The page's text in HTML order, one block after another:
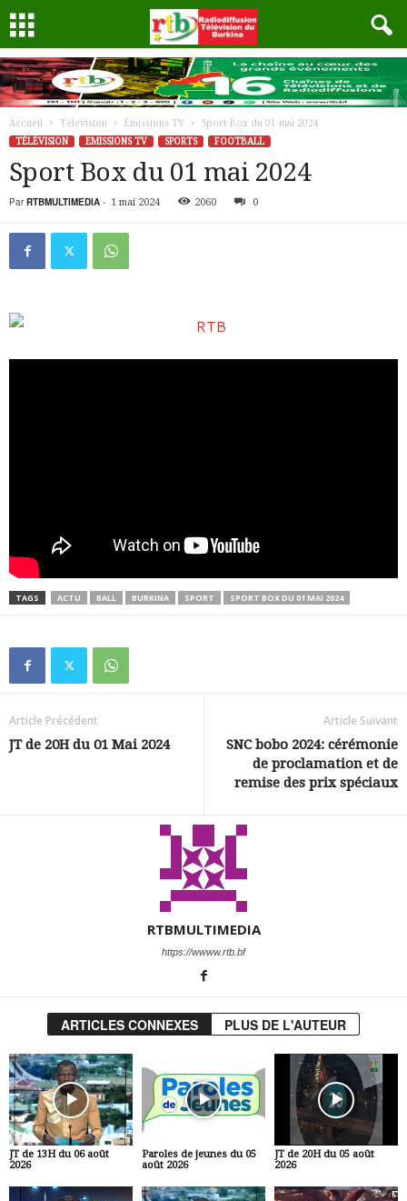
Accueil Télévision Emissions TV
Sport Box du 01 mai 2024
TÉLÉVISION
EMISSIONS TV SPORTS FOOTBALL
Sport Box du 01 mai 2024
Par RTBMULTIMEDIA - 1 mai 2024 2060 0
TAGS ACTU BALL BURKINA SPORT SPORT BOX DU 01 MAI 2024
Article Précédent
JT de 20H du 01 Mai 2024
Article Suivant
SNC bobo 2024: cérémonie
de proclamation et de
remise des prix spéciaux
RTBMULTIMEDIA
https://wwww.rtb.bf
ARTICLES CONNEXES PLUS DE L'AUTEUR
JT de 13H du 06 août
2026
Paroles de jeunes du 05
août 2026
JT de 20H du 05 août
2026